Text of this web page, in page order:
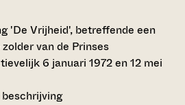
'De Vrijheid', betreffende een
van de Prinses
6 januari 1972 en 12 mei